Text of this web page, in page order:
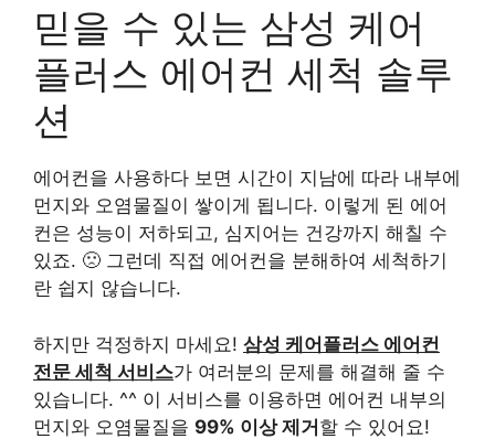
믿을 수 있는 삼성 케어
플러스 에어컨 세척 솔루
션
에어컨을 사용하다 보면 시간이 지남에 따라 내부에
먼지와 오염물질이 쌓이게 됩니다. 이렇게 된 에어
컨은 성능이 저하되고, 심지어는 건강까지 해칠 수
있죠. 🙁 그런데 직접 에어컨을 분해하여 세척하기
란 쉽지 않습니다.
하지만 걱정하지 마세요! 삼성 케어플러스 에어컨
전문 세척 서비스가 여러분의 문제를 해결해 줄 수
있습니다. ^^ 이 서비스를 이용하면 에어컨 내부의
먼지와 오염물질을 99% 이상 제거할 수 있어요!